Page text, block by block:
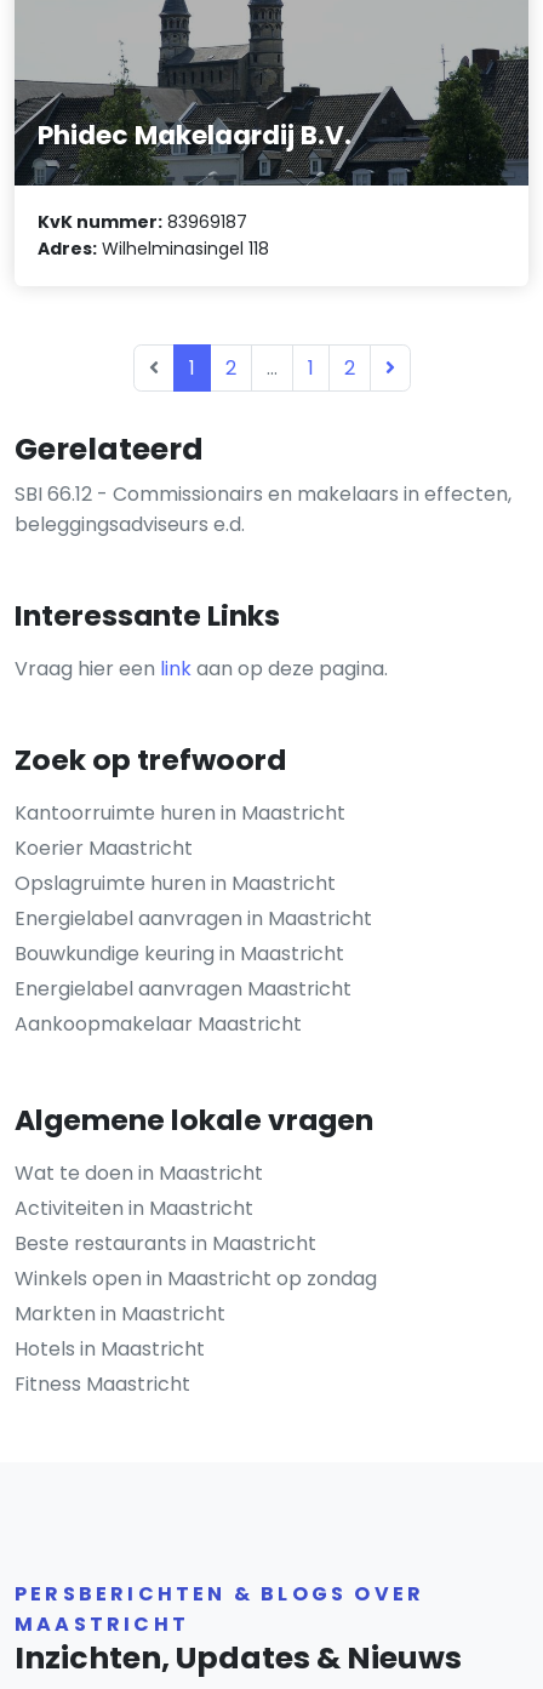
Gerelateerd
SBI 66.12 - Commissionairs en makelaars in effecten,
beleggingsadviseurs e.d.
Interessante Links
Vraag hier een linkaan op deze pagina.
Zoek op trefwoord
Kantoorruimte huren in Maastricht
Koerier Maastricht
Opslagruimte huren in Maastricht
Energielabel aanvragen in Maastricht
Bouwkundige keuring in Maastricht
Energielabel aanvragen Maastricht
Aankoopmakelaar Maastricht
Algemene lokale vragen
Wat te doen in Maastricht
Activiteiten in Maastricht
Beste restaurants in Maastricht
Winkels open in Maastricht op zondag
Markten in Maastricht
Hotels in Maastricht
Fitness Maastricht
Phidec Makelaardij B.V.
KvK nummer: 83969187
Adres: Wilhelminasingel 118
1 2 ... 1 2
PERSBERICHTEN & BLOGS OVER
MAASTRICHT
Inzichten, Updates & Nieuws